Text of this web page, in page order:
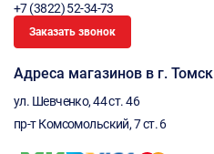
+7 (3822) 52-34-73
Заказать звонок
Адреса магазинов в г. Томск
ул. Шевченко, 44 ст. 46
пр-т Комсомольский, 7 ст. 6